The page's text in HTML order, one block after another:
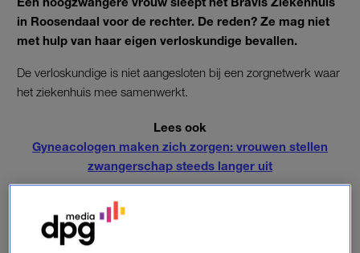
in Roosendaal voor de rechter. De reden? Ze mag niet
met hulp van haar eigen verloskundige bevallen.
De verloskundige is niet aangesloten bij een zorgnetwerk waar
het ziekenhuis mee samenwerkt.
Lees ook
Gyneacologen maken zich zorgen: vrouwen stellen
zwangerschap steeds langer uit
IN STRIJD MET DE WET
Vrouwenrechtenorganisatie Proefprocessenfonds Clara